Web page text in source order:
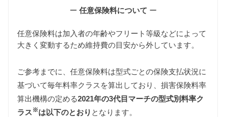
維持費の算出根拠
自動車税
自動車税は排気量によって異なりますが、3代目マー
チはすべて同じ課税クラス（1000〜1500cc）に該当
ー 任意保険料について ー
任意保険料は加入者の年齢やフリート等級などによって
大きく変動するため維持費の目安から外しています。
ご参考までに、任意保険料は型式ごとの保険支払状況に
基づいて毎年料率クラスを算出しており、損害保険料率
算出機構の定める2021年の3代目マーチの型式別料率ク
ラス※は以下のとおり となります。